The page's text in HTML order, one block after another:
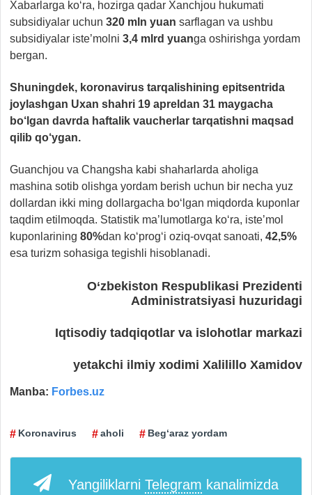
Xabarlarga ko‘ra, hozirga qadar Xanchjou hukumati
subsidiyalar uchun 320 mln yuan sarflagan va ushbu
subsidiyalar iste’molni 3,4 mlrd yuanga oshirishga yordam
bergan.
Shuningdek, koronavirus tarqalishining epitsentrida
joylashgan Uxan shahri 19 apreldan 31 maygacha
bo‘lgan davrda haftalik vaucherlar tarqatishni maqsad
qilib qo‘ygan.
Guanchjou va Changsha kabi shaharlarda aholiga
mashina sotib olishga yordam berish uchun bir necha yuz
dollardan ikki ming dollargacha bo‘lgan miqdorda kuponlar
taqdim etilmoqda. Statistik ma’lumotlarga ko‘ra, iste’mol
kuponlarining 80%dan ko‘prog‘i oziq-ovqat sanoati, 42,5%
esa turizm sohasiga tegishli hisoblanadi.
O‘zbekiston Respublikasi Prezidenti
Administratsiyasi huzuridagi
Iqtisodiy tadqiqotlar va islohotlar markazi
yetakchi ilmiy xodimi Xalilillo Xamidov
Manba: Forbes.uz
Koronavirus aholi Beg‘araz yordam
Yangiliklarni Telegram kanalimizda